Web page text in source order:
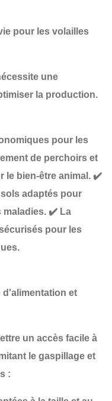
pour les volailles
une
la production.
pour les
de perchoirs et
le bien-être animal. ✔️
adaptés pour
maladies. ✔️ La
pour les
et
un accès facile à
le gaspillage et
: